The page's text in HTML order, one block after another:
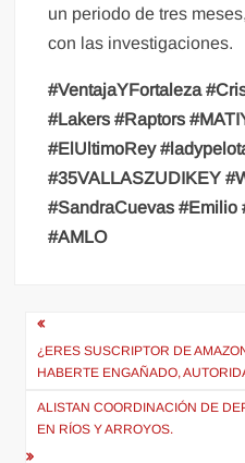
un periodo de tres
con las investigaciones.
#VentajaYFortaleza
#Lakers #Raptors
#ElUltimoRey
#35VALLASZUDIKEY
#SandraCuevas #Emilio
#AMLO
Navegación
de
entradas
¿ERES SUSCRIPTOR DE
HABERTE ENGAÑADO,
ALISTAN COORDINACIÓN DE
EN RÍOS Y ARROYOS.